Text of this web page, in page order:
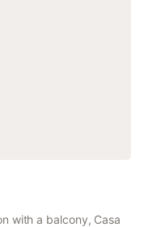
with a balcony, Casa